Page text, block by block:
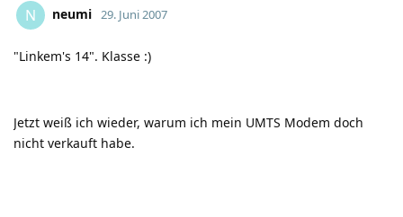
N neumi 29. Juni 2007
"Linkem's 14". Klasse :)
Jetzt weiß ich wieder, warum ich mein UMTS Modem doch
nicht verkauft habe.